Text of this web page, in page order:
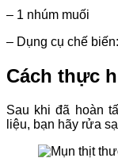
– 1 nhúm muối
– Dụng cụ chế
Cách thực
Sau khi đã hoàn
liệu, bạn hãy rửa